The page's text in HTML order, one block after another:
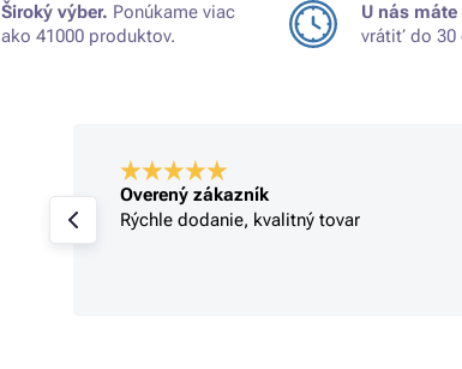
Široký výber. Ponúkame viac
ako 41000 produktov.
U nás máte
vrátiť do 30
Overený zákazník
Rýchle dodanie, kvalitný tovar